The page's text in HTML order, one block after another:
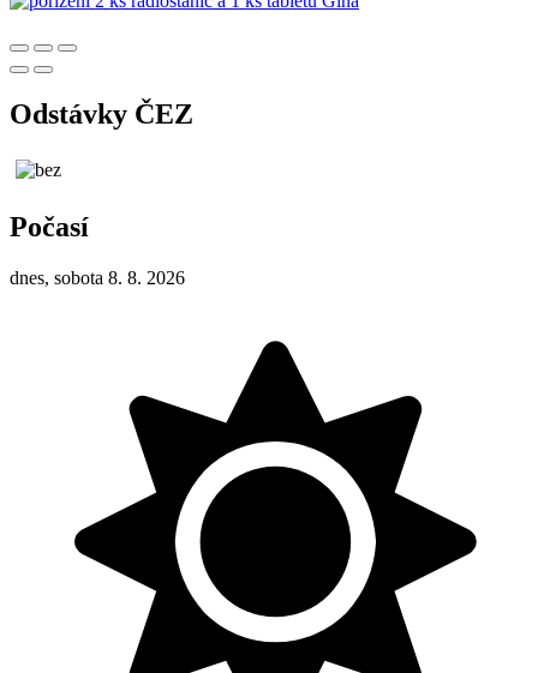
Odstávky ČEZ
Počasí
dnes, sobota 8. 8. 2026